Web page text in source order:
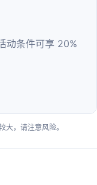
动条件可享 20%
，请注意风险。